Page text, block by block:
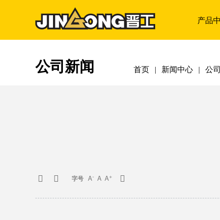
产品
公司新闻 首页 新闻中心 公
  字号 A- A A+ 